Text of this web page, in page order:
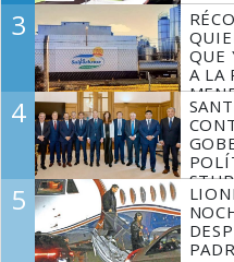
3
QUE
A LA
4
5